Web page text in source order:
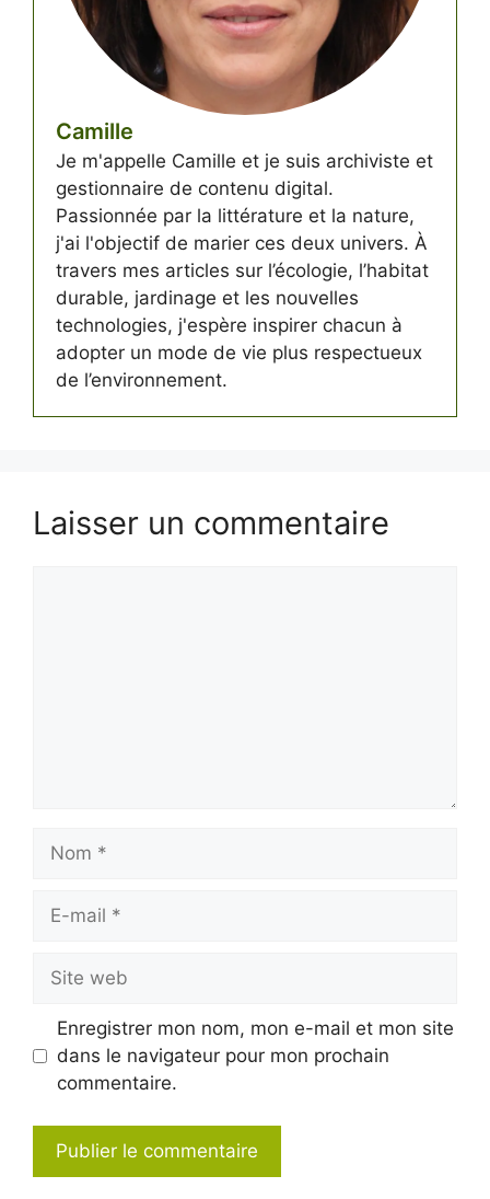
Camille
Je m'appelle Camille et je suis archiviste et
gestionnaire de contenu digital.
Passionnée par la littérature et la nature,
j'ai l'objectif de marier ces deux univers. À
travers mes articles sur l’écologie, l’habitat
durable, jardinage et les nouvelles
technologies, j'espère inspirer chacun à
adopter un mode de vie plus respectueux
de l’environnement.
Laisser un commentaire
Nom
Site
web
Enregistrer mon nom, mon e-mail et mon site
dans le navigateur pour mon prochain
commentaire.